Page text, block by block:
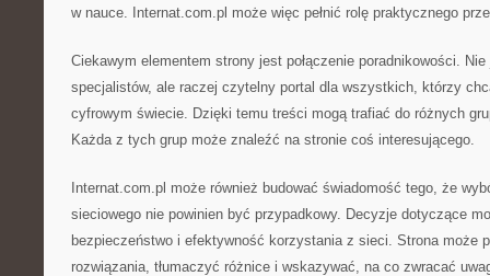
w nauce. Internat.com.pl może więc pełnić rolę praktycznego
Ciekawym elementem strony jest połączenie poradnikowości.
specjalistów, ale raczej czytelny portal dla wszystkich, którzy
cyfrowym świecie. Dzięki temu treści mogą trafiać do różnych
Każda z tych grup może znaleźć na stronie coś interesującego.
Internat.com.pl może również budować świadomość tego, że
sieciowego nie powinien być przypadkowy. Decyzje dotyczące
bezpieczeństwo i efektywność korzystania z sieci. Strona może
rozwiązania, tłumaczyć różnice i wskazywać, na co zwracać